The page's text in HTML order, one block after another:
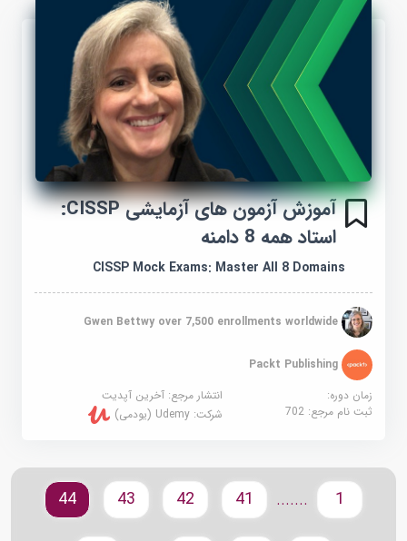
آموزش آزمون های آزمایشی CISSP:
استاد همه 8 دامنه
CISSP Mock Exams: Master All 8 Domains
Gwen Bettwy over 7,500 enrollments worldwide
Packt Publishing
زمان دوره:
انتشار مرجع:آخرین آپدیت
ثبت نام مرجع:702 شرکت:Udemy (یودمی)
.......
41
42
43
44